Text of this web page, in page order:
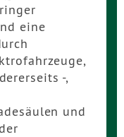
eine
-,
und